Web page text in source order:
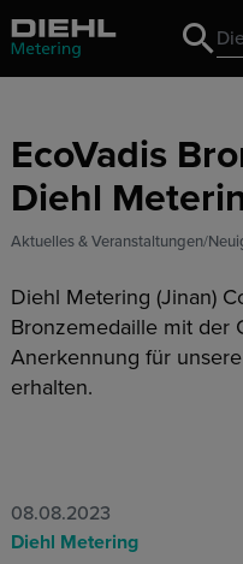
EcoVadis
Diehl
Aktuelles & Veranstaltungen
Diehl Metering (Jinan)
Bronzemedaille mit der
Anerkennung für
erhalten.
08.08.2023
Diehl Metering